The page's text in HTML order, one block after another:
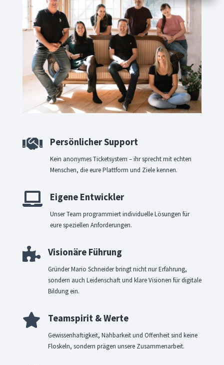
 Persönlicher Support
Kein anonymes Ticketsystem – ihr sprecht mit echten
Menschen, die eure Plattform und Ziele kennen.
 Eigene Entwickler
Unser Team programmiert individuelle Lösungen für
eure speziellen Anforderungen.
 Visionäre Führung
Gründer Mario Schneider bringt nicht nur Erfahrung,
sondern auch Leidenschaft und klare Visionen für digitale
Bildung ein.
 Teamspirit & Werte
Gewissenhaftigkeit, Nahbarkeit und Offenheit sind keine
Floskeln, sondern prägen unsere Zusammenarbeit.